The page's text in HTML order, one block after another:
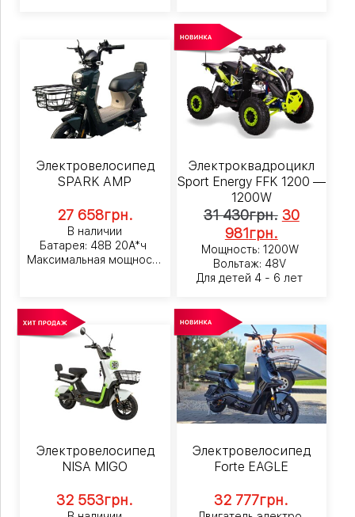
Электровелосипед
SPARK AMP
27 658грн.
В наличии
Батарея: 48В 20А*ч
Максимальная мощность
Электроквадроцикл
Sport Energy FFK 1200 —
1200W
31 430грн. 30
981грн.
Мощность: 1200W
Вольтаж: 48V
Для детей 4 - 6 лет
Электровелосипед
NISA MIGO
32 553грн.
Электровелосипед
Forte EAGLE
32 777грн.